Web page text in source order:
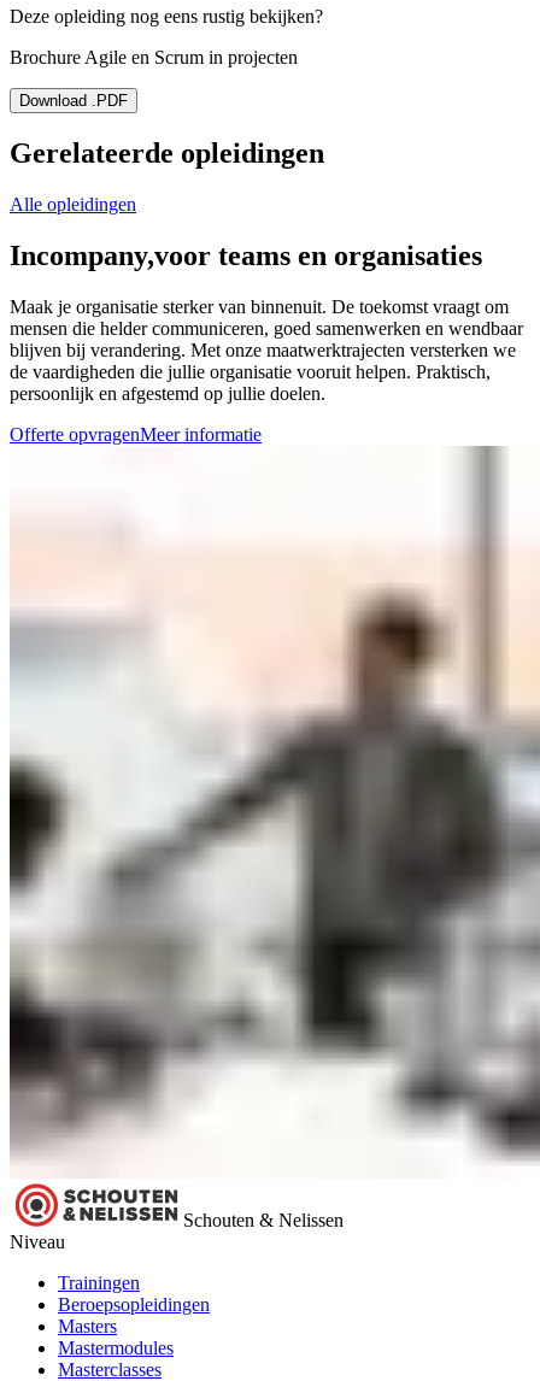
Deze opleiding nog eens rustig bekijken?
Brochure Agile en Scrum in projecten
Download .PDF
Gerelateerde opleidingen
Alle opleidingen
Incompany,voor teams en organisaties
Maak je organisatie sterker van binnenuit. De toekomst vraagt om
mensen die helder communiceren, goed samenwerken en wendbaar
blijven bij verandering. Met onze maatwerktrajecten versterken we
de vaardigheden die jullie organisatie vooruit helpen. Praktisch,
persoonlijk en afgestemd op jullie doelen.
Offerte opvragenMeer informatie
Schouten & Nelissen
Niveau
Trainingen
Beroepsopleidingen
Masters
Mastermodules
Masterclasses